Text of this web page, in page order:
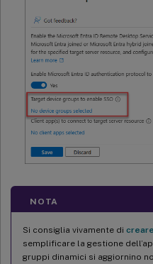
NOTA
Si consiglia vivamente di
semplificare la gestione
gruppi dinamici si aggiornino